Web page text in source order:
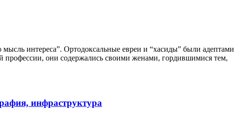
интереса”. Ортодоксальные евреи и “хасиды” были адептами
профессии, они содержались своими женами, гордившимися тем,
инфраструктура